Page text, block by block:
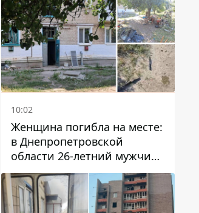
10:02
Женщина погибла на месте:
в Днепропетровской
области 26-летний мужчина
избил трех человек
металлическим предметом